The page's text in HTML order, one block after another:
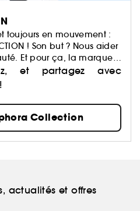
toujours en mouvement :
! Son but ? Nous aider
Et pour ça, la marque
centaines de produits : du
capillaire au parfum, du
Avec pour
une beauté performante.
et partagez avec
!
Collection
actualités et offres